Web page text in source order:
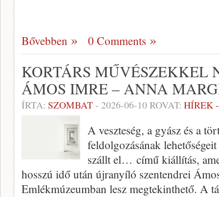
Bővebben 0 Comments
KORTÁRS MŰVÉSZEKKEL
ÁMOS IMRE – ANNA
ÍRTA: SZOMBAT- 2026-06-10ROVAT: HÍREK
A veszteség, a gyász és a
feldolgozásának
szállt el… című kiállítás,
hosszú idő után újranyíló szentendrei
Emlékmúzeumban lesz megtekinthető. A